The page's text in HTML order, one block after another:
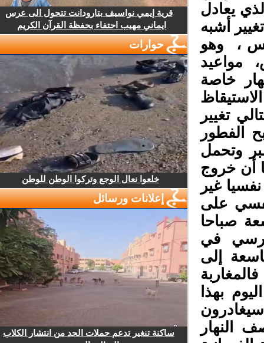
يعادل
أشبه
، وهو
خاصة
تغيير
الفطور
وتحمل
أن خروج
غير
على
صباحا
في
إلى
بهذا
النهار
قرية إيمي نواسيف بتارودانت تتحول الى عرس
ايماني مهيب احتفاء بحفظة القرآن الكريم
حوارات
خلعوا نعال الوجع وتركوا الوطن للوطن
إعلانات ورسائل
ساكنة تنغير تدعم حملات الحد من انتشار الكلاب